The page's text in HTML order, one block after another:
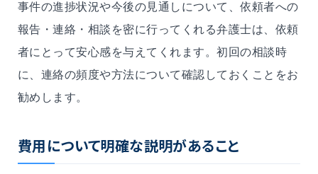
事件の進捗状況や今後の見通しについて、依頼者への
報告・連絡・相談を密に行ってくれる弁護士は、依頼
者にとって安心感を与えてくれます。初回の相談時
に、連絡の頻度や方法について確認しておくことをお
勧めします。
費用について明確な説明があること